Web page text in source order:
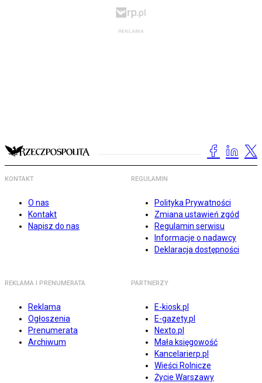
KONTAKT
O nas
Kontakt
Napisz do nas
REGULAMIN
Polityka Prywatności
Zmiana ustawień zgód
Regulamin serwisu
Informacje o nadawcy
Deklaracja dostępności
REKLAMA I PRENUMERATA
Reklama
Ogłoszenia
Prenumerata
Archiwum
PARTNERZY
E-kiosk.pl
E-gazety.pl
Nexto.pl
Mała księgowość
Kancelarierp.pl
Wieści Rolnicze
Życie Warszawy